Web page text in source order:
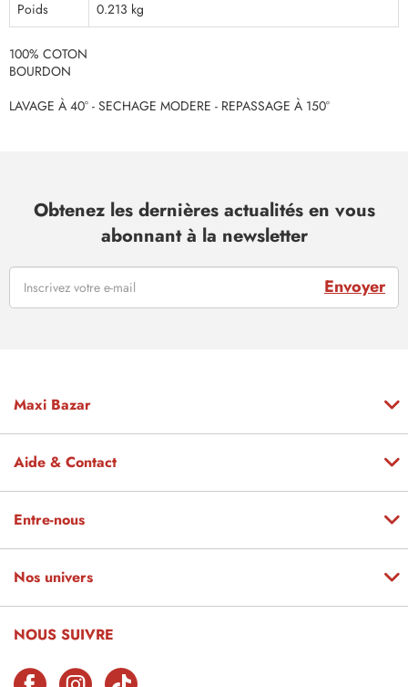
Poids
0.213 kg
100% COTON
BOURDON
LAVAGE À 40° - SECHAGE MODERE - REPASSAGE À 150°
Obtenez les dernières actualités en vous
abonnant à la newsletter
Envoyer
Maxi Bazar
Aide & Contact
Entre-nous
Nos univers
NOUS SUIVRE